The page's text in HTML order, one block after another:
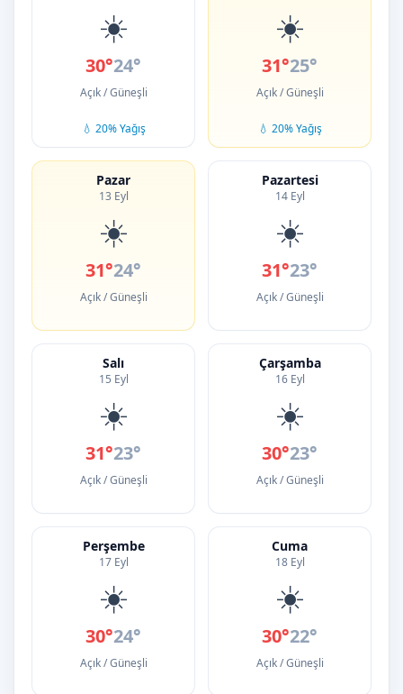
☀️
30°24°
Açık / Güneşli
💧 20% Yağış
☀️
31°25°
Açık / Güneşli
💧 20% Yağış
Pazar
13 Eyl
☀️
31°24°
Açık / Güneşli
Pazartesi
14 Eyl
☀️
31°23°
Açık / Güneşli
Salı
15 Eyl
☀️
31°23°
Açık / Güneşli
Çarşamba
16 Eyl
☀️
30°23°
Açık / Güneşli
Perşembe
17 Eyl
☀️
30°24°
Açık / Güneşli
Cuma
18 Eyl
☀️
30°22°
Açık / Güneşli